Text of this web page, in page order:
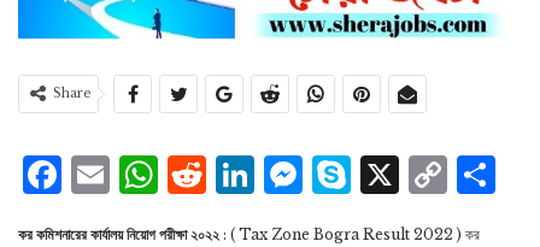
Share
Facebook
Email
WhatsApp
Reddit
LinkedIn
Messenger
Skype
X
কর কমিশনারের কার্যালয় নিয়োগ পরীক্ষা ২০২২ : ( Tax Zone Bogra Result 2022 ) কর